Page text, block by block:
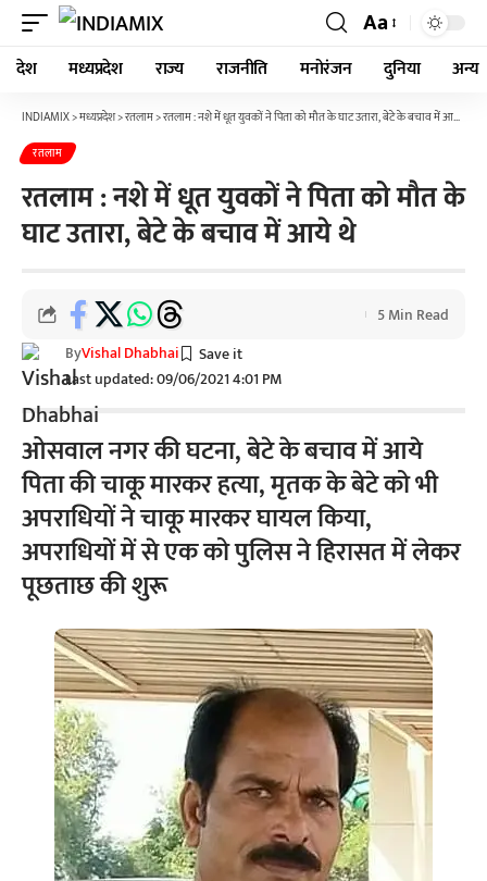
Aa
देश मध्यप्रदेश राज्य राजनीति मनोरंजन दुनिया अन्य
INDIAMIX>मध्यप्रदेश>रतलाम>रतलाम : नशे में धूत युवकों ने पिता को मौत के घाट उतारा, बेटे के बचाव में आये थे
रतलाम
रतलाम : नशे में धूत युवकों ने पिता को मौत के
घाट उतारा, बेटे के बचाव में आये थे
Last updated: 09/06/2021 4:01 PM
ByVishal Dhabhai
5 Min Read
ओसवाल नगर की घटना, बेटे के बचाव में आये
पिता की चाकू मारकर हत्या, मृतक के बेटे को भी
अपराधियों ने चाकू मारकर घायल किया,
अपराधियों में से एक को पुलिस ने हिरासत में लेकर
पूछताछ की शुरू